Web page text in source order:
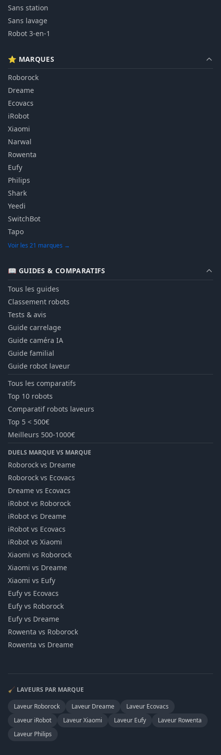
Sans station
Sans lavage
Robot 3-en-1
⭐ MARQUES
Roborock
Dreame
Ecovacs
iRobot
Xiaomi
Narwal
Rowenta
Eufy
Philips
Shark
Yeedi
SwitchBot
Tapo
Voir les 21 marques →
📖 GUIDES & COMPARATIFS
Tous les guides
Classement robots
Tests & avis
Guide carrelage
Guide caméra IA
Guide familial
Guide robot laveur
Tous les comparatifs
Top 10 robots
Comparatif robots laveurs
Top 5 < 500€
Meilleurs 500-1000€
DUELS MARQUE VS MARQUE
Roborock vs Dreame
Roborock vs Ecovacs
Dreame vs Ecovacs
iRobot vs Roborock
iRobot vs Dreame
iRobot vs Ecovacs
iRobot vs Xiaomi
Xiaomi vs Roborock
Xiaomi vs Dreame
Xiaomi vs Eufy
Eufy vs Ecovacs
Eufy vs Roborock
Eufy vs Dreame
Rowenta vs Roborock
Rowenta vs Dreame
🧹 LAVEURS PAR MARQUE
Laveur Roborock Laveur Dreame Laveur Ecovacs
Laveur iRobot LaveurXiaomi Laveur Eufy Laveur Rowenta
Laveur Philips